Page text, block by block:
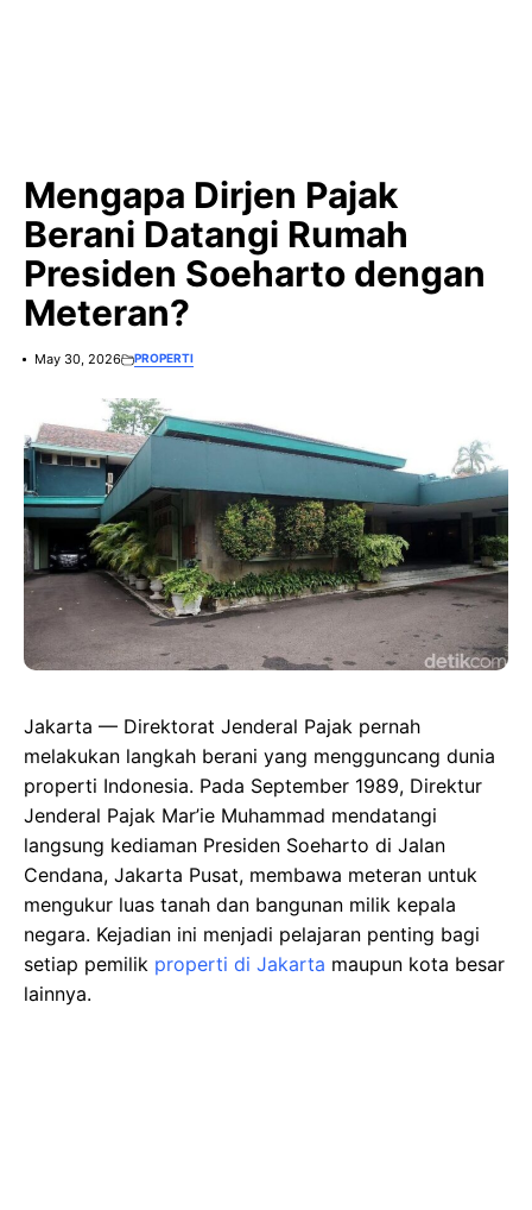
Mengapa Dirjen Pajak
Berani Datangi Rumah
Presiden Soeharto dengan
Meteran?
May 30, 2026 PROPERTI
Jakarta — Direktorat Jenderal Pajak pernah
melakukan langkah berani yang mengguncang dunia
properti Indonesia. Pada September 1989, Direktur
Jenderal Pajak Mar’ie Muhammad mendatangi
langsung kediaman Presiden Soeharto di Jalan
Cendana, Jakarta Pusat, membawa meteran untuk
mengukur luas tanah dan bangunan milik kepala
negara. Kejadian ini menjadi pelajaran penting bagi
setiap pemilik properti di Jakarta maupun kota besar
lainnya.